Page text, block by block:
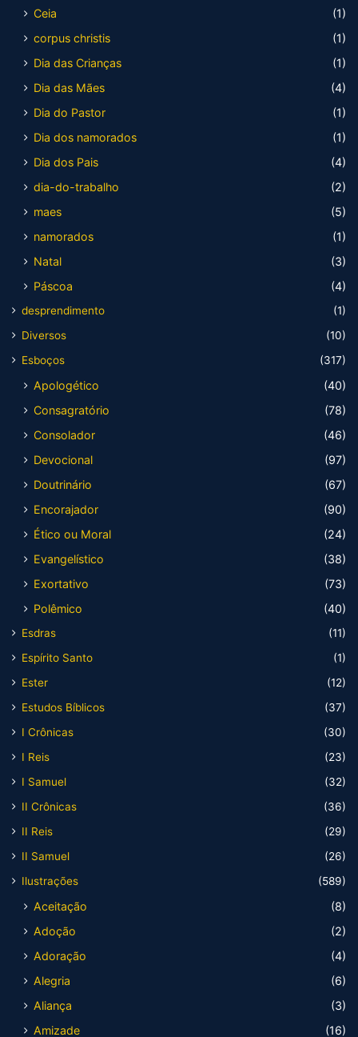
Ceia
(1)
corpus christis
(1)
Dia das Crianças
(1)
Dia das Mães
(4)
Dia do Pastor
(1)
Dia dos namorados
(1)
Dia dos Pais
(4)
dia-do-trabalho
(2)
maes
(5)
namorados
(1)
Natal
(3)
Páscoa
(4)
desprendimento
(1)
Diversos
(10)
Esboços
(317)
Apologético
(40)
Consagratório
(78)
Consolador
(46)
Devocional
(97)
Doutrinário
(67)
Encorajador
(90)
Ético ou Moral
(24)
Evangelístico
(38)
Exortativo
(73)
Polêmico
(40)
Esdras
(11)
Espírito Santo
(1)
Ester
(12)
Estudos Bíblicos
(37)
I Crônicas
(30)
I Reis
(23)
I Samuel
(32)
II Crônicas
(36)
II Reis
(29)
II Samuel
(26)
Ilustrações
(589)
Aceitação
(8)
Adoção
(2)
Adoração
(4)
Alegria
(6)
Aliança
(3)
Amizade
(16)